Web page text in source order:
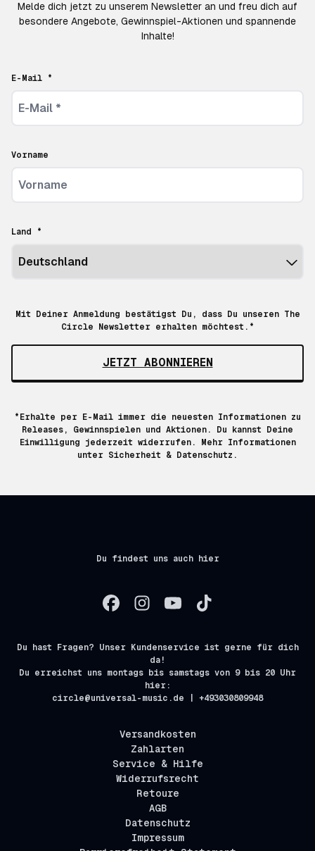
Melde dich jetzt zu unserem Newsletter an und freu dich auf
besondere Angebote, Gewinnspiel-Aktionen und spannende
Inhalte!
E-Mail *
Vorname
Land *
Mit Deiner Anmeldung bestätigst Du, dass Du unseren The
Circle Newsletter erhalten möchtest.*
JETZT ABONNIEREN
*Erhalte per E-Mail immer die neuesten Informationen zu
Releases, Gewinnspielen und Aktionen. Du kannst Deine
Einwilligung jederzeit widerrufen. Mehr Informationen
unter Sicherheit & Datenschutz.
Du findest uns auch hier
Du hast Fragen? Unser Kundenservice ist gerne für dich
da!
Du erreichst uns montags bis samstags von 9 bis 20 Uhr
hier:
circle@universal-music.de | +493030809948
Versandkosten
Zahlarten
Service & Hilfe
Widerrufsrecht
Retoure
AGB
Datenschutz
Impressum